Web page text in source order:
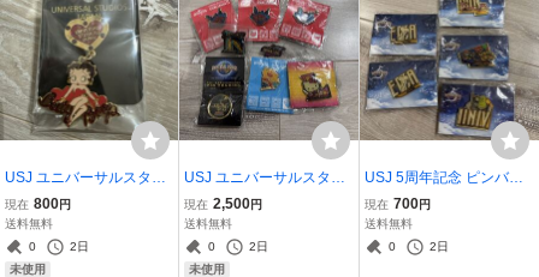
USJ ユニバーサルスタジ
オジャパン ベティ・ブー
プ ピンバッジ 未開封
現在 800円
送料無料
0
2日
未使用
USJ ユニバーサルスタジ
オジャパン ピンバッジ 8
点セット スパイダーマ
ン ターミネーター セ
サミストリート キテ
現在 2,500円
送料無料
0
2日
未使用
USJ 5周年記念 ピンバッ
ジ 5個セット ユニバーサ
ルスタジオジャパン バ
ックトゥーザフューチャ
現在 700円
送料無料
0
2日